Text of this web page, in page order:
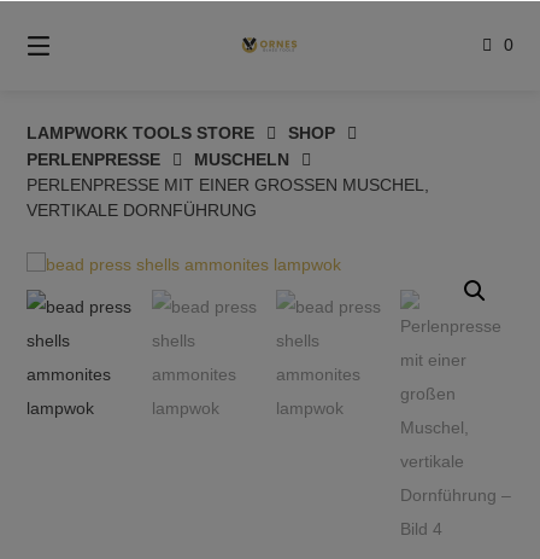
zum
Inhalt
0
LAMPWORK TOOLS STORE
SHOP
PERLENPRESSE
MUSCHELN
PERLENPRESSE MIT EINER GROSSEN MUSCHEL, V
ERTIKALE DORNFÜHRUNG